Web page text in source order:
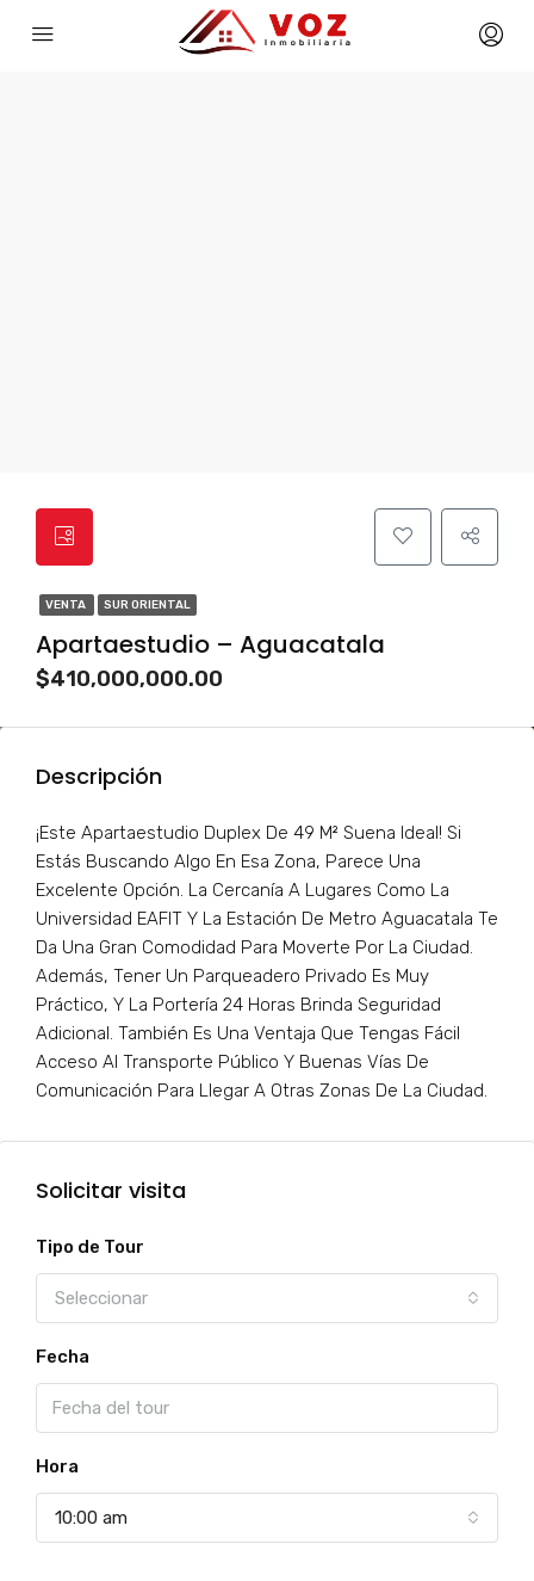
VENTA SUR ORIENTAL
Apartaestudio – Aguacatala
$410,000,000.00
Descripción
¡Este Apartaestudio Duplex De 49 M² Suena Ideal! Si
Estás Buscando Algo En Esa Zona, Parece Una
Excelente Opción. La Cercanía A Lugares Como La
Universidad EAFIT Y La Estación De Metro Aguacatala Te
Da Una Gran Comodidad Para Moverte Por La Ciudad.
Además, Tener Un Parqueadero Privado Es Muy
Práctico, Y La Portería 24 Horas Brinda Seguridad
Adicional. También Es Una Ventaja Que Tengas Fácil
Acceso Al Transporte Público Y Buenas Vías De
Comunicación Para Llegar A Otras Zonas De La Ciudad.
Solicitar visita
Tipo de Tour
Seleccionar
Fecha
Hora
10:00 am